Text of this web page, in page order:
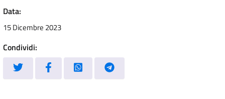
Data:
15 Dicembre 2023
Condividi: